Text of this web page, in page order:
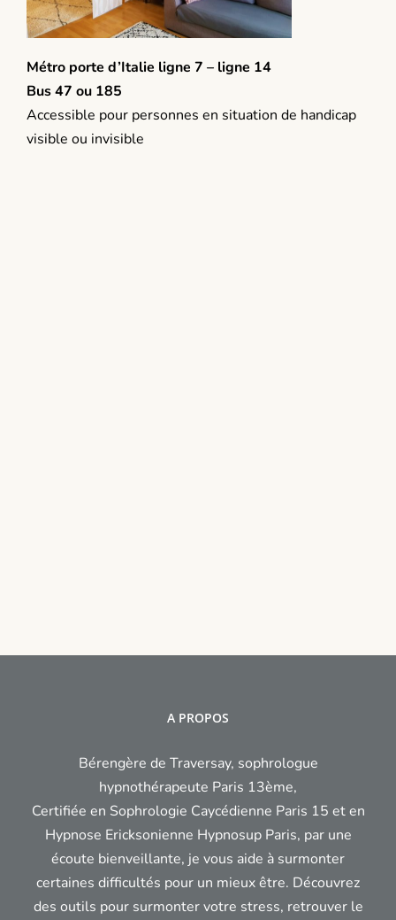
Métro porte d’Italie ligne 7 – ligne 14
Bus 47 ou 185
Accessible pour personnes en situation de handicap
visible ou invisible
A PROPOS
Bérengère de Traversay, sophrologue
hypnothérapeute Paris 13ème,
Certifiée en Sophrologie Caycédienne Paris 15 et en
Hypnose Ericksonienne Hypnosup Paris, par une
écoute bienveillante, je vous aide à surmonter
certaines difficultés pour un mieux être. Découvrez
des outils pour surmonter votre stress, retrouver le